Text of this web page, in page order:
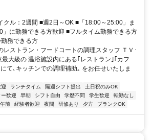
バス停から西武バスで7分、「東久留米団地」
クル：2週間 ■週2日～OK ■「18:00～25:00」ま
」に勤務できる方歓迎 ■フルタイム勤務できる方
務できる方
レストラン・フードコートの調理スタッフ ＴＶ･
最大級の 温浴施設内にある｢レストラン｣｢カフ
て､キッチンでの調理補助｡ をお任せいたしま
ランチタイム 隔週シフト提出
土日祝のみOK
歓迎 早朝 シフト自由 学歴不問 学生歓迎
転勤なし
午前 経験者歓迎 夜間 研修あり 夕方 ブランクOK